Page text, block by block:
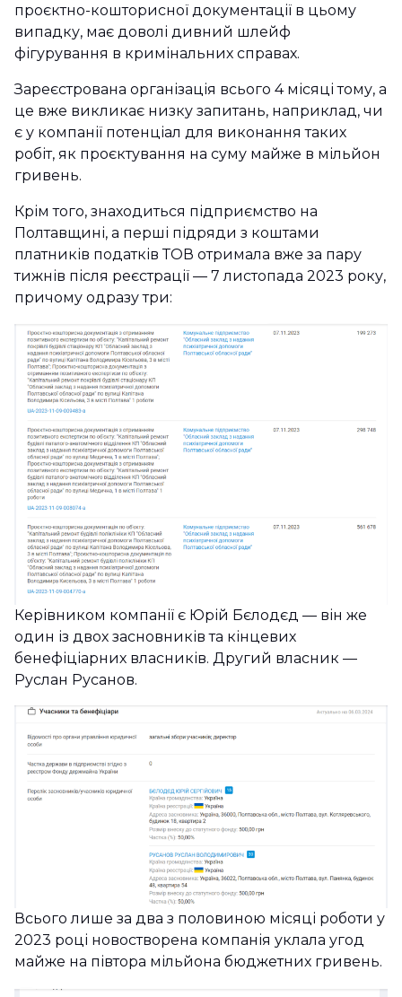
проєктно-кошторисної документації в цьому
випадку, має доволі дивний шлейф
фігурування в кримінальних справах.
Зареєстрована організація всього 4 місяці тому, а
це вже викликає низку запитань, наприклад, чи
є у компанії потенціал для виконання таких
робіт, як проєктування на суму майже в мільйон
гривень.
Крім того, знаходиться підприємство на
Полтавщині, а перші підряди з коштами
платників податків ТОВ отримала вже за пару
тижнів після реєстрації — 7 листопада 2023 року,
причому одразу три:
Керівником компанії є Юрій Бєлодєд — він же
один із двох засновників та кінцевих
бенефіціарних власників. Другий власник —
Руслан Русанов.
Всього лише за два з половиною місяці роботи у
2023 році новостворена компанія уклала угод
майже на півтора мільйона бюджетних гривень.